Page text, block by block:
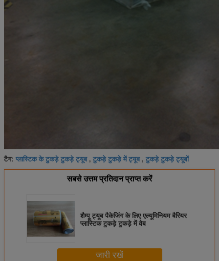
टैग: प्लास्टिक के टुकड़े टुकड़े ट्यूब, टुकड़े टुकड़े में ट्यूब, टुकड़े टुकड़े ट्यूबों
सबसे उत्तम प्रतिदान प्राप्त करें
शैम्पू ट्यूब पैकेजिंग के लिए एल्यूमिनियम बैरियर
प्लास्टिक टुकड़े टुकड़े में वेब
जारी रखें